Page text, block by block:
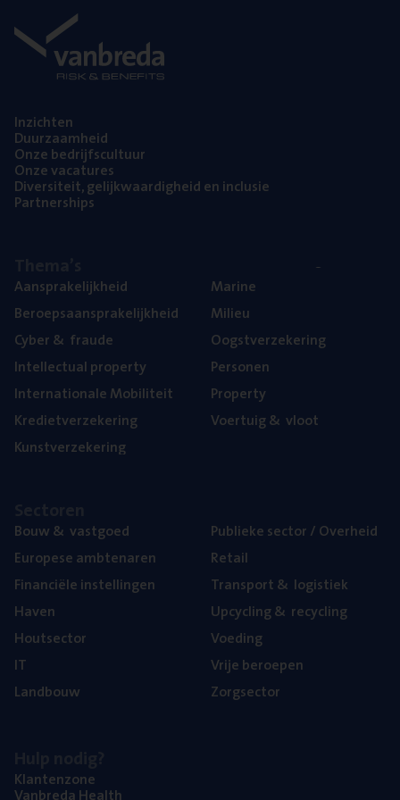
Inzich­ten
Duur­zaam­heid
Onze bedrijfs­cul­tuur
Onze vaca­tu­res
Diver­si­teit, gelijk­waar­dig­heid en inclusie
Part­ner­ships
Aan­spra­ke­lijk­heid
Beroeps­aan­spra­ke­lijk­heid
Cyber& fraude
Intel­lec­tu­al property
Inter­na­ti­o­na­le Mobiliteit
Kre­diet­ver­ze­ke­ring
Kunst­ver­ze­ke­ring
Mari­ne
Mili­eu
Oogst­ver­ze­ke­ring
Per­so­nen
Pro­per­ty
Voer­tuig& vloot
Bouw& vastgoed
Euro­pe­se ambtenaren
Finan­ci­ë­le instellingen
Haven
Hout­sec­tor
IT
Land­bouw
Publie­ke sec­tor / Overheid
Retail
Trans­port& logistiek
Upcy­cling& recycling
Voe­ding
Vrije beroe­pen
Zorg­sec­tor
Klan­ten­zo­ne
Van­b­re­da Health